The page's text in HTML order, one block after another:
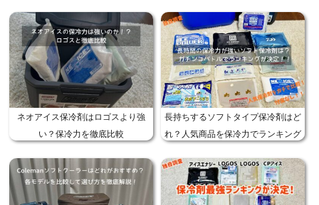
ネオアイス保冷剤はロゴスより強
い？保冷力を徹底比較
長持ちするソフトタイプ保冷剤はど
れ？人気商品を保冷力でランキング